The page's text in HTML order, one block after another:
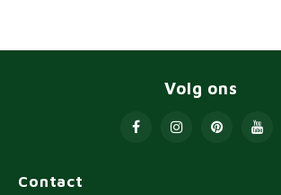
Contact
Volg ons